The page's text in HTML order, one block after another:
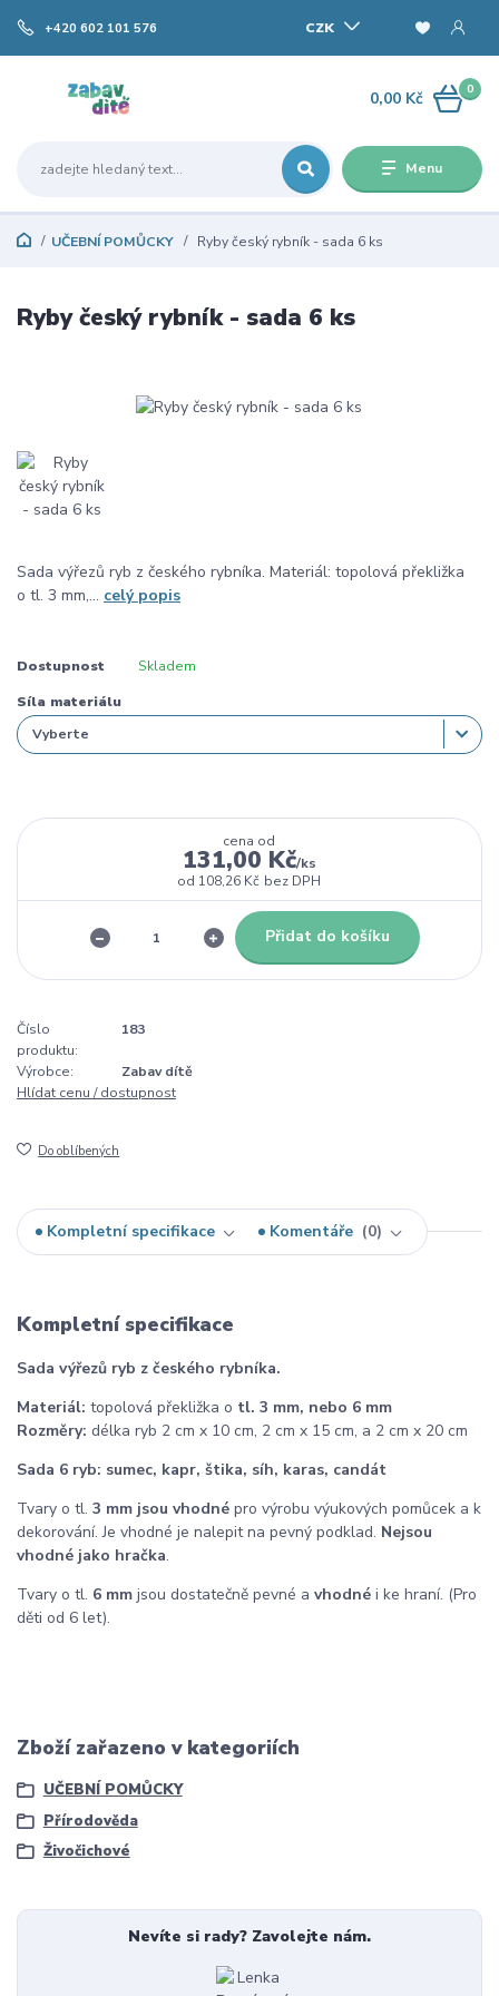
Menu
CZK
+420 602 101 576
0
0,00 Kč
UČEBNÍ POMŮCKY Ryby český rybník - sada 6 ks
Ryby český rybník - sada 6 ks
Sada výřezů ryb z českého rybníka. Materiál: topolová překližka
o tl. 3 mm,... celý popis
Dostupnost Skladem
Síla materiálu
cena od
131,00 Kč/ks
od 108,26 Kč bez DPH
Přidat do košíku
Číslo
produktu:
183
Výrobce:
Zabav dítě
Hlídat cenu / dostupnost
Do oblíbených
Kompletní specifikace Komentáře 0
Kompletní specifikace
Sada výřezů ryb z českého rybníka.
Materiál: topolová překližka o tl. 3 mm, nebo 6 mm
Rozměry: délka ryb 2 cm x 10 cm, 2 cm x 15 cm, a 2 cm x 20 cm
Sada 6 ryb: sumec, kapr, štika, síh, karas, candát
Tvary o tl. 3 mm jsou vhodné pro výrobu výukových pomůcek a k
dekorování. Je vhodné je nalepit na pevný podklad. Nejsou
vhodné jako hračka.
Tvary o tl. 6 mm jsou dostatečně pevné a vhodné i ke hraní. (Pro
děti od 6 let).
Zboží zařazeno v kategoriích
UČEBNÍ POMŮCKY
Přírodověda
Živočichové
Nevíte si rady? Zavolejte nám.